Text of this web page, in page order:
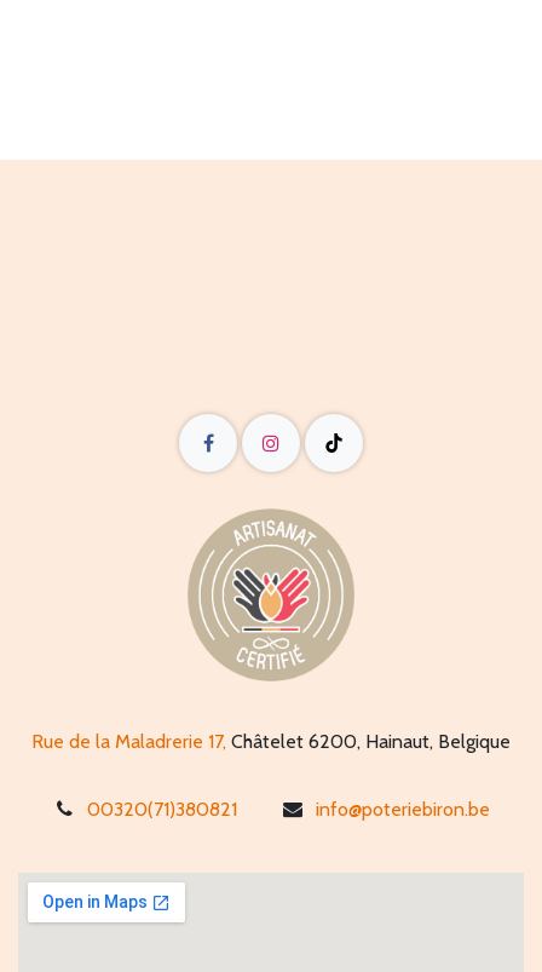
Rue de la Maladrerie 17, Châtelet 6200, Hainaut, Belgique
00320(71)380821 info@poteriebiron.be